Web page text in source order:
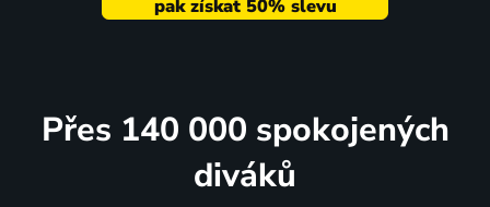
Přes 140 000 spokojených
diváků